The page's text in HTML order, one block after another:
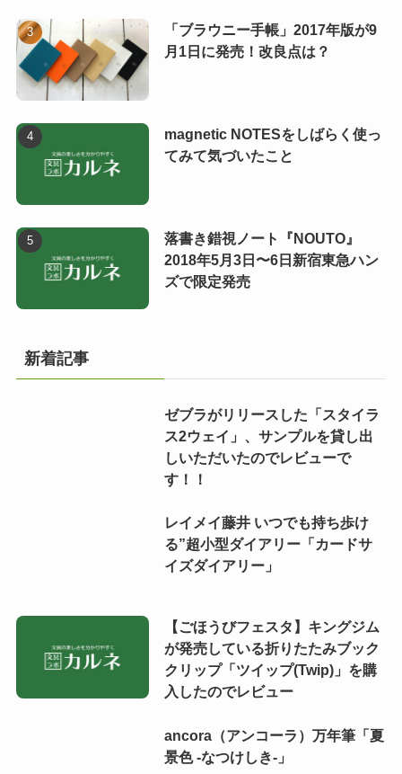
「ブラウニー手帳」2017年版が9
月1日に発売！改良点は？
magnetic NOTESをしばらく使っ
てみて気づいたこと
落書き錯視ノート『NOUTO』
2018年5月3日〜6日新宿東急ハン
ズで限定発売
新着記事
ゼブラがリリースした「スタイラ
ス2ウェイ」、サンプルを貸し出
しいただいたのでレビューで
す！！
レイメイ藤井 いつでも持ち歩け
る”超小型ダイアリー「カードサ
イズダイアリー」
【ごほうびフェスタ】キングジム
が発売している折りたたみブック
クリップ「ツイップ(Twip)」を購
入したのでレビュー
ancora（アンコーラ）万年筆「夏
景色 -なつけしき-」